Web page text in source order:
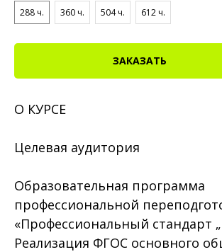
288 ч.
360 ч. 504 ч. 612 ч.
ЗАКАЗАТЬ
О КУРСЕ
Целевая аудитория
Образовательная программа
профессиональной
«Профессиональный стандарт
Реализация ФГОС основного